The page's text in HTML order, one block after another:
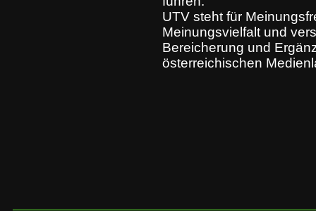
UTV steht für
Meinungsvielfalt und
Bereicherung und
österreichischen